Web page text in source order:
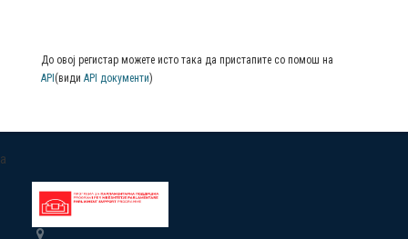
До овој регистар можете исто така да пристапите со помош на
API (види API документи)
a